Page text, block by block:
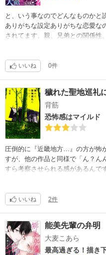
と、いう事なのでどんなものかと
ありがちな設定ありがちな恋愛な
されてます。親、兄弟との関係性
がこの後きちんと着地してくれ
。作家さん的には描きたいテー
いいね 0件
穢れた聖地巡礼
背筋
恐怖感はマイルド
圧倒的に『近畿地方…』の方が怖
すが、他の作品と同様で「ん？
すら考察させられる感があるんで
背筋さんの作品はもう少しスッ
く風呂敷を広げるのは得意な作家
いいね 2件
能美先輩の弁明
大麦こあら
最高過ぎる！描き